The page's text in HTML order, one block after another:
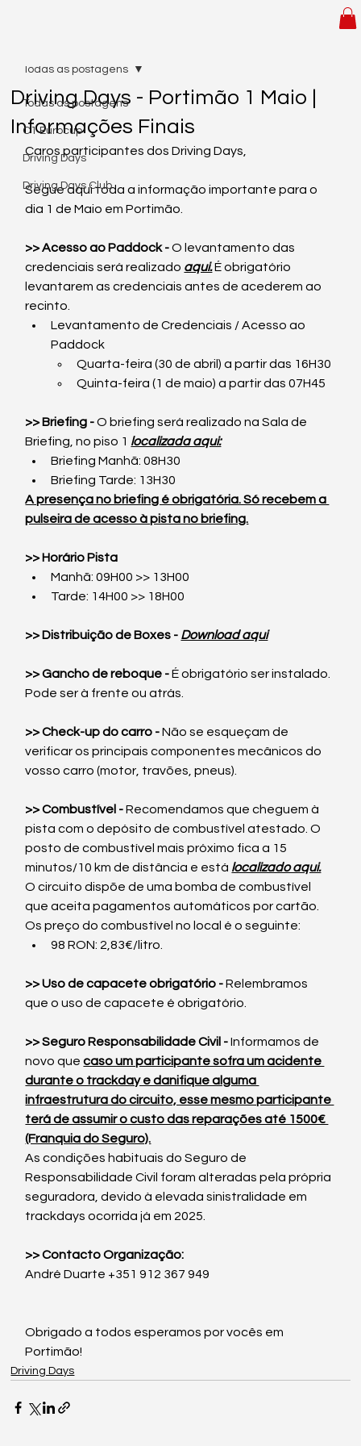
Todas as postagens
C1 Eurocup
Driving Days
Driving Days Club
Todas as postagens
Driving Days - Portimão 1 Maio |
Informações Finais
Caros participantes dos Driving Days,
Segue aqui toda a informação importante para o
dia 1 de Maio em Portimão.
>> Acesso ao Paddock - O levantamento das
credenciais será realizado aqui. É obrigatório
levantarem as credenciais antes de acederem ao
recinto.
Levantamento de Credenciais / Acesso ao
Paddock
Quarta-feira (30 de abril) a partir das 16H30
Quinta-feira (1 de maio) a partir das 07H45
>> Briefing - O briefing será realizado na Sala de
Briefing, no piso 1 localizada aqui:
Briefing Manhã: 08H30
Briefing Tarde: 13H30
A presença no briefing é obrigatória. Só recebem a
pulseira de acesso à pista no briefing.
>> Horário Pista
Manhã: 09H00 >> 13H00
Tarde: 14H00 >> 18H00
>> Distribuição de Boxes - Download aqui
>> Gancho de reboque - É obrigatório ser instalado.
Pode ser à frente ou atrás.
>> Check-up do carro - Não se esqueçam de
verificar os principais componentes mecânicos do
vosso carro (motor, travões, pneus).
​>> Combustível - Recomendamos que cheguem à
pista com o depósito de combustível atestado. O
posto de combustível mais próximo fica a 15
minutos/10 km de distância e está localizado aqui.
O circuito dispõe de uma bomba de combustível
que aceita pagamentos automáticos por cartão.
Os preço do combustível no local é o seguinte:
98 RON: 2,83€/litro.
>> Uso de capacete obrigatório - Relembramos
que o uso de capacete é obrigatório.
>> Seguro Responsabilidade Civil - Informamos de
novo que caso um participante sofra um acidente
durante o trackday e danifique alguma
infraestrutura do circuito, esse mesmo participante
terá de assumir o custo das reparações até 1500€
(Franquia do Seguro).
As condições habituais do Seguro de
Responsabilidade Civil foram alteradas pela própria
seguradora, devido à elevada sinistralidade em
trackdays ocorrida já em 2025.
>> Contacto Organização:
André Duarte +351 912 367 949
Obrigado a todos esperamos por vocês em
Portimão!
Driving Days